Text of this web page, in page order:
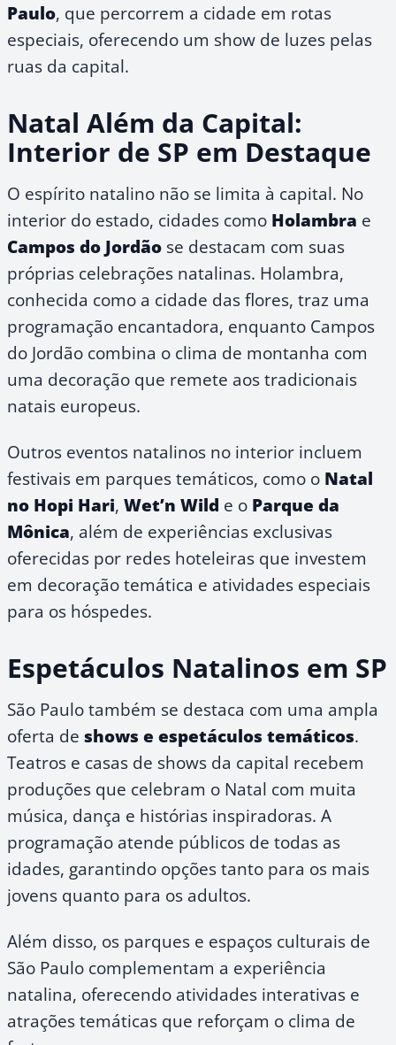
Paulo, que percorrem a cidade em rotas
especiais, oferecendo um show de luzes pelas
ruas da capital.
Natal Além da Capital:
Interior de SP em Destaque
O espírito natalino não se limita à capital. No
interior do estado, cidades como Holambra e
Campos do Jordão se destacam com suas
próprias celebrações natalinas. Holambra,
conhecida como a cidade das flores, traz uma
programação encantadora, enquanto Campos
do Jordão combina o clima de montanha com
uma decoração que remete aos tradicionais
natais europeus.
Outros eventos natalinos no interior incluem
festivais em parques temáticos, como o Natal
no Hopi Hari, Wet’n Wild e o Parque da
Mônica, além de experiências exclusivas
oferecidas por redes hoteleiras que investem
em decoração temática e atividades especiais
para os hóspedes.
Espetáculos Natalinos em SP
São Paulo também se destaca com uma ampla
oferta de shows e espetáculos temáticos.
Teatros e casas de shows da capital recebem
produções que celebram o Natal com muita
música, dança e histórias inspiradoras. A
programação atende públicos de todas as
idades, garantindo opções tanto para os mais
jovens quanto para os adultos.
Além disso, os parques e espaços culturais de
São Paulo complementam a experiência
natalina, oferecendo atividades interativas e
atrações temáticas que reforçam o clima de